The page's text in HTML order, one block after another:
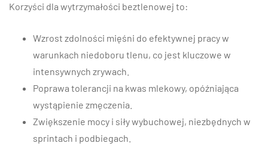
Korzyści dla wytrzymałości beztlenowej to:
Wzrost zdolności mięśni do efektywnej pracy w
warunkach niedoboru tlenu, co jest kluczowe w
intensywnych zrywach.
Poprawa tolerancji na kwas mlekowy, opóźniająca
wystąpienie zmęczenia.
Zwiększenie mocy i siły wybuchowej, niezbędnych w
sprintach i podbiegach.